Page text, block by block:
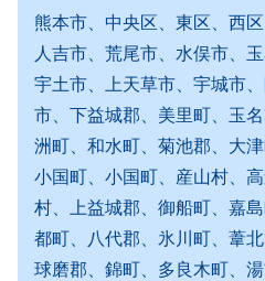
熊本市、中央区、東区、西
人吉市、荒尾市、水俣市、
宇土市、上天草市、宇城市
市、下益城郡、美里町、玉
洲町、和水町、菊池郡、大
小国町、小国町、産山村、
村、上益城郡、御船町、嘉
都町、八代郡、氷川町、葦
球磨郡、錦町、多良木町、